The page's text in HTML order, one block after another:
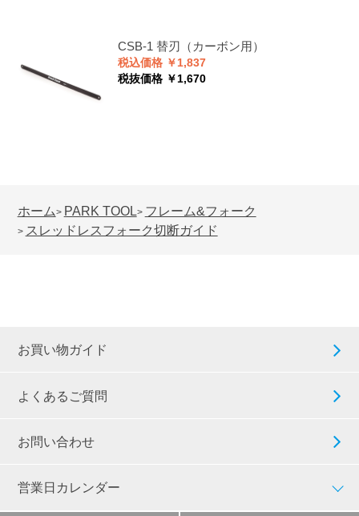
CSB-1 替刃（カーボン用）
税込価格 ￥1,837
税抜価格 ￥1,670
ホーム> PARK TOOL> フレーム&フォーク
> スレッドレスフォーク切断ガイド
お買い物ガイド
よくあるご質問
お問い合わせ
営業日カレンダー